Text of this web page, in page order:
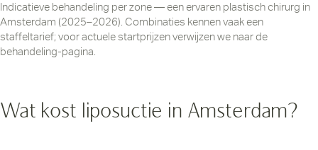
Indicatieve behandeling per zone — een ervaren plastisch chirurg in
Amsterdam (2025–2026). Combinaties kennen vaak een
staffeltarief; voor actuele startprijzen verwijzen we naar de
behandeling-pagina.
Wat kost liposuctie in Amsterdam?